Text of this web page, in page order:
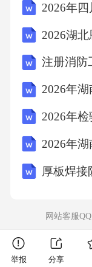
厚板焊接
网站客服
举报 分享